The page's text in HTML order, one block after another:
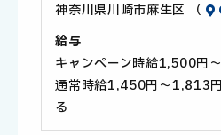
神奈川県川崎市麻生区 （
給与
キャンペーン時給1,500円
通常時給1,450円～1,813
る